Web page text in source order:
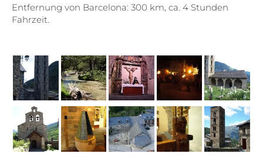
Entfernung von Barcelona: 300 km, ca. 4 Stunden
Fahrzeit.